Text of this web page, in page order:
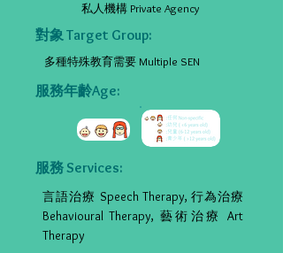
私人機構 Private Agency
對象 Target Group:
多種特殊教育需要 Multiple SEN
服務年齡Age:
服務 Services:
言語治療 Speech Therapy, 行為治療
Behavioural Therapy, 藝術治療 Art
Therapy